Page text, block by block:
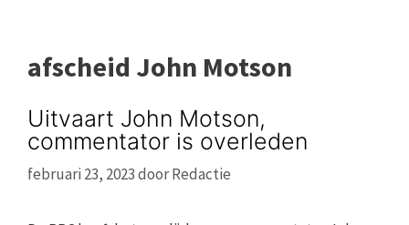
afscheid John Motson
Uitvaart John Motson,
commentator is overleden
februari 23, 2023doorRedactie